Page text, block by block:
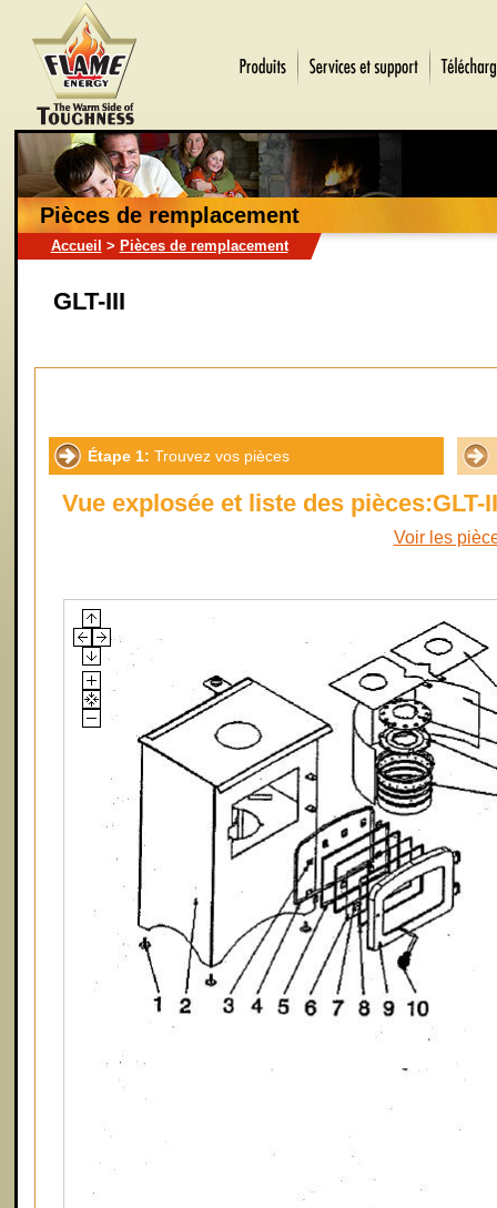
Pièces de remplacement
Accueil > Pièces de remplacement
GLT-III
Étape 1: Trouvez vos pièces
Vue explosée et liste des pièces:GLT-
Voir les